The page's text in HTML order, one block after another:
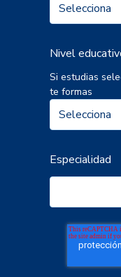
Nivel
Si estudias
te formas
Especialidad